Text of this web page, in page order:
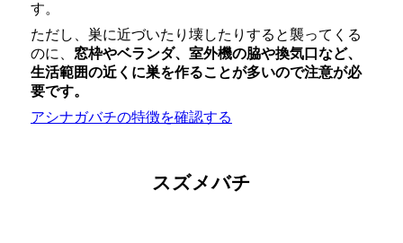
す。
ただし、巣に近づいたり壊したりすると襲ってくる
のに、 窓枠やベランダ、室外機の脇や換気口など、
生活範囲の近くに巣を作ることが多いので注意が必
要です。
アシナガバチの特徴を確認する
スズメバチ